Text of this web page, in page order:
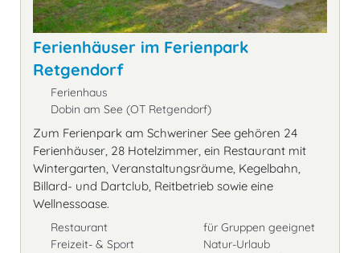
Ferienhäuser im Ferienpark
Retgendorf
Ferienhaus
Dobin am See (OT Retgendorf)
Zum Ferienpark am Schweriner See gehören 24
Ferienhäuser, 28 Hotelzimmer, ein Restaurant mit
Wintergarten, Veranstaltungsräume, Kegelbahn,
Billard- und Dartclub, Reitbetrieb sowie eine
Wellnessoase.
Restaurant
Freizeit- & Sport
für Gruppen geeignet
Natur-Urlaub